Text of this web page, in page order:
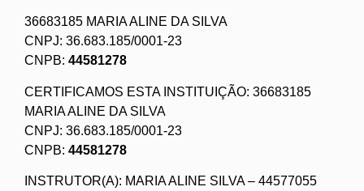
36683185 MARIA ALINE DA SILVA
CNPJ: 36.683.185/0001-23
CNPB: 44581278
CERTIFICAMOS ESTA INSTITUIÇÃO: 36683185
MARIA ALINE DA SILVA
CNPJ: 36.683.185/0001-23
CNPB: 44581278
INSTRUTOR(A): MARIA ALINE SILVA – 44577055